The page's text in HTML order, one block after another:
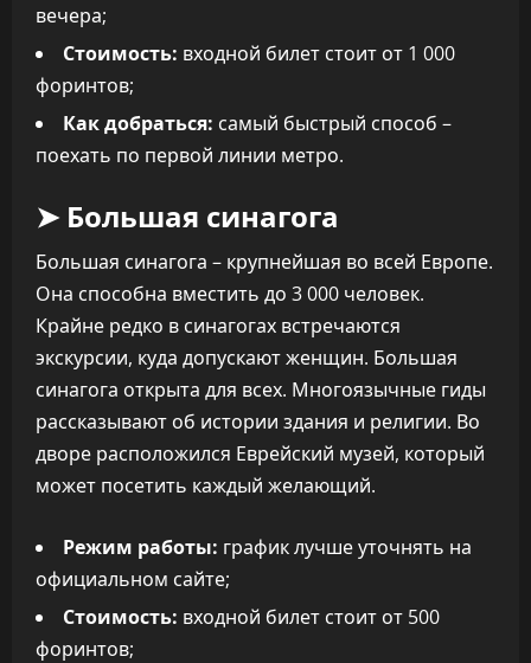
вечера;
Стоимость: входной билет стоит от 1 000
форинтов;
Как добраться: самый быстрый способ –
поехать по первой линии метро.
➤ Большая синагога
Большая синагога – крупнейшая во всей Европе.
Она способна вместить до 3 000 человек.
Крайне редко в синагогах встречаются
экскурсии, куда допускают женщин. Большая
синагога открыта для всех. Многоязычные гиды
рассказывают об истории здания и религии. Во
дворе расположился Еврейский музей, который
может посетить каждый желающий.
Режим работы: график лучше уточнять на
официальном сайте;
Стоимость: входной билет стоит от 500
форинтов;